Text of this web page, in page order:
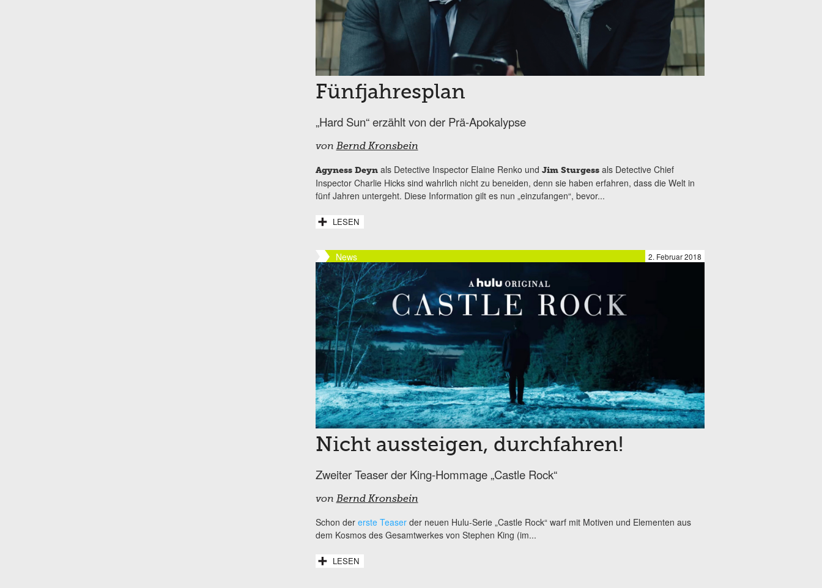
Fünfjahresplan
„Hard Sun“ erzählt von der Prä-Apokalypse
von Bernd Kronsbein
Agyness Deynals Detective Inspector Elaine Renko und Jim Sturgessals Detective Chief
Inspector Charlie Hicks sind wahrlich nicht zu beneiden, denn sie haben erfahren, dass die Welt in
fünf Jahren untergeht. Diese Information gilt es nun „einzufangen“, bevor...
LESEN
News 2. Februar 2018
Nicht aussteigen, durchfahren!
Zweiter Teaser der King-Hommage „Castle Rock“
von Bernd Kronsbein
Schon der erste Teaserder neuen Hulu-Serie „Castle Rock“ warf mit Motiven und Elementen aus
dem Kosmos des Gesamtwerkes von Stephen King (im...
LESEN